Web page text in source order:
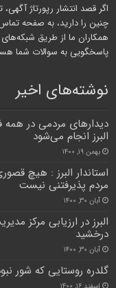
اگر قصد انتشار رپورتاژ آگهی،
چنین را دارید، به صفحه تماس
همکاران ما از طریق شبکه‌های
پاسخگویی به سوالات شما
نوشته‌های اخیر
دیدارهای مردمی در همه
البرز انجام می‌شود
بهمن ۱۹, ۱۴۰۰
استاندار البرز : هیچ
مردم پذیرفتنی نیست
آبان ۳۰, ۱۴۰۰
البرز در ارزیابی مرکز
درخشید
آبان ۳۰, ۱۴۰۰
گلدره روستایی که شور
اسفند ۱۶, ۱۴۰۰